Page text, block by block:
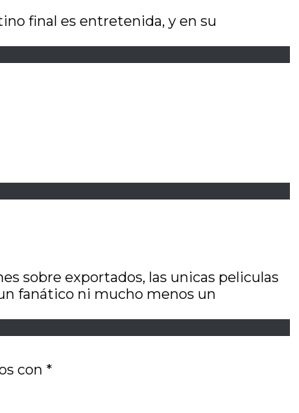
final es entretenida, y en su
sobre exportados, las unicas peliculas
fanático ni mucho menos un
con *